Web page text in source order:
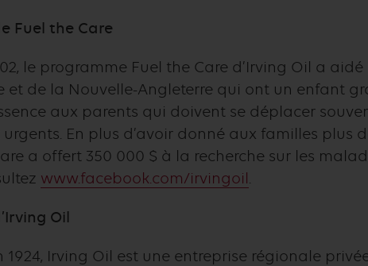
Fuel the Care
le programme Fuel the Care d’Irving Oil a
et de la Nouvelle-Angleterre qui ont un enfant
aux parents qui doivent se déplacer
En plus d’avoir donné aux familles plus
a offert 350 000 $ à la recherche sur les
www.facebook.com/irvingoil.
Oil
1924, Irving Oil est une entreprise régionale